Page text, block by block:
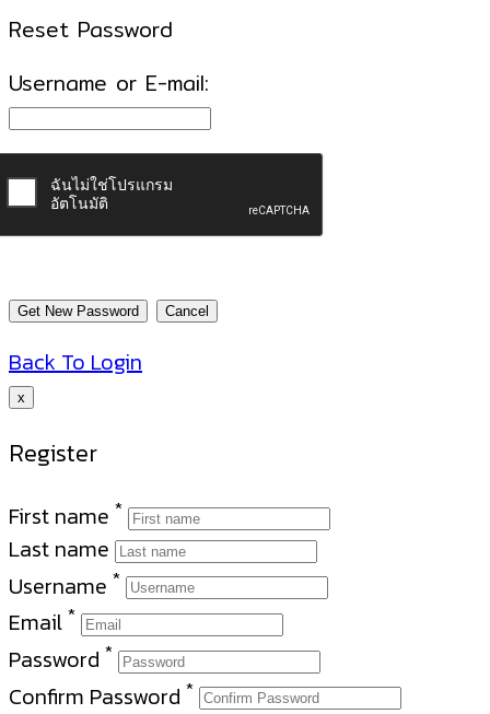
Reset Password
Username or E-mail:
Back To Login
x
Register
First name *
Last name
Username *
Email *
Password *
Confirm Password *